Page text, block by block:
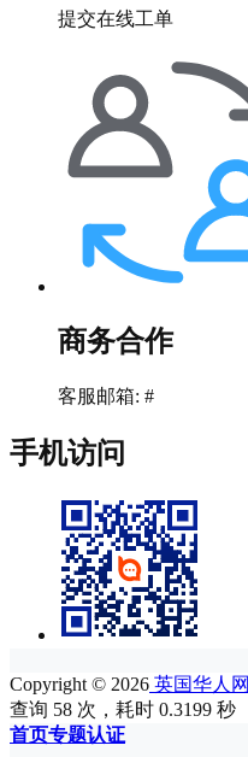
提交在线工单
商务合作
客服邮箱: #
手机访问
Copyright © 2026 英国华人网
查询 58 次，耗时 0.3199 秒
首页专题认证